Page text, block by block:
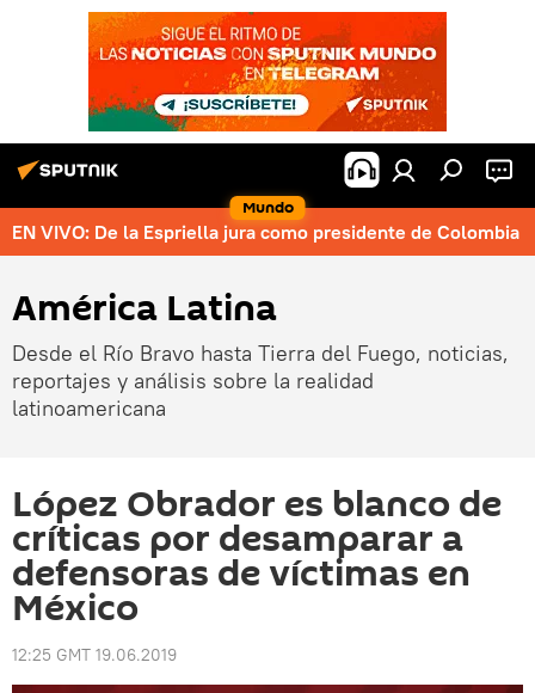
Mundo
EN VIVO: De la Espriella jura como presidente de Colombia
América Latina
Desde el Río Bravo hasta Tierra del Fuego, noticias,
reportajes y análisis sobre la realidad
latinoamericana
López Obrador es blanco de
críticas por desamparar a
defensoras de víctimas en
México
12:25 GMT 19.06.2019